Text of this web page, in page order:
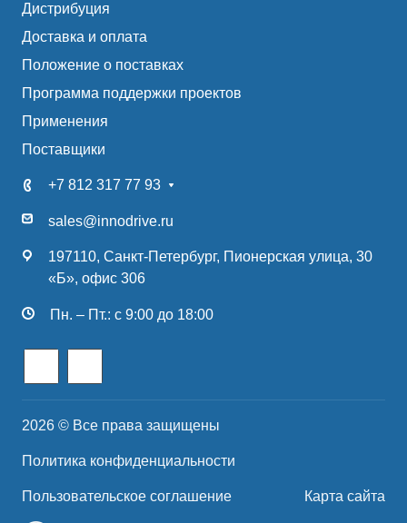
Дистрибуция
Доставка и оплата
Положение о поставках
Программа поддержки проектов
Применения
Поставщики
+7 812 317 77 93
sales@innodrive.ru
197110, Санкт-Петербург, Пионерская улица, 30
«Б», офис 306
Пн. – Пт.: с 9:00 до 18:00
2026 © Все права защищены
Политика конфиденциальности
Пользовательское соглашение Карта сайта